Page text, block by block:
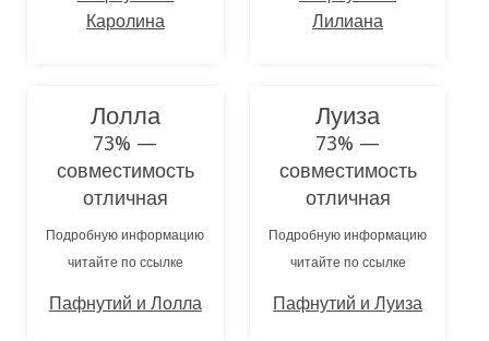
Каролина
Лилиана
Лолла
73% —
совместимость
отличная
Подробную информацию
читайте по ссылке
Пафнутий и Лолла
Луиза
73% —
совместимость
отличная
Подробную информацию
читайте по ссылке
Пафнутий и Луиза